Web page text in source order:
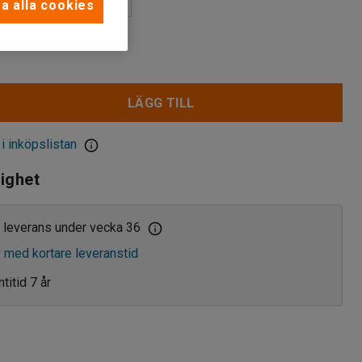
LÄGG TILL
inköpslistan
leverans under vecka 36
med kortare leveranstid
7 år
alla cookies